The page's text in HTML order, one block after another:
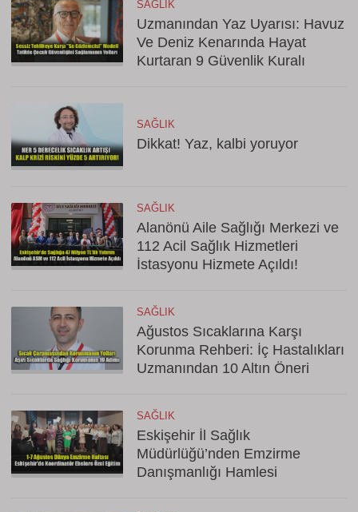
SAĞLIK
Uzmanından Yaz Uyarısı: Havuz
Ve Deniz Kenarında Hayat
Kurtaran 9 Güvenlik Kuralı
SAĞLIK
Dikkat! Yaz, kalbi yoruyor
SAĞLIK
Alanönü Aile Sağlığı Merkezi ve
112 Acil Sağlık Hizmetleri
İstasyonu Hizmete Açıldı!
SAĞLIK
Ağustos Sıcaklarına Karşı
Korunma Rehberi: İç Hastalıkları
Uzmanından 10 Altın Öneri
SAĞLIK
Eskişehir İl Sağlık
Müdürlüğü’nden Emzirme
Danışmanlığı Hamlesi